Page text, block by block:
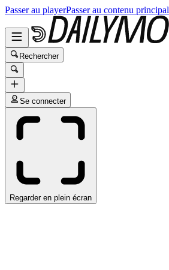
Passer au playerPasser au contenu principal
Rechercher
Se connecter
Regarder en plein écran